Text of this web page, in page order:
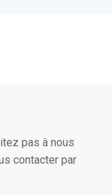
pas à nous
contacter par